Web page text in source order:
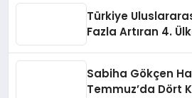
Türkiye
Fazla Artıran 4.
Sabiha Gökçen
Temmuz’da Dört